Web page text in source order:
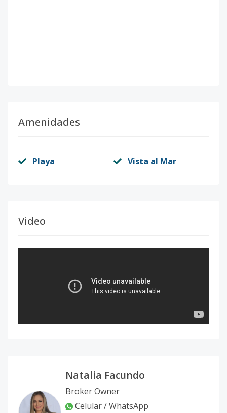
Amenidades
Playa Vista al Mar
Video
Natalia Facundo
Broker Owner
Celular / WhatsApp